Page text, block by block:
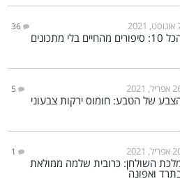
2021
36
מהחיים בלי מתכונים
2021
5
של הטבע: חומוס ירקות צבעוני
2021
1
השולחן: כרובית שלמה ממולאת
ואפונה